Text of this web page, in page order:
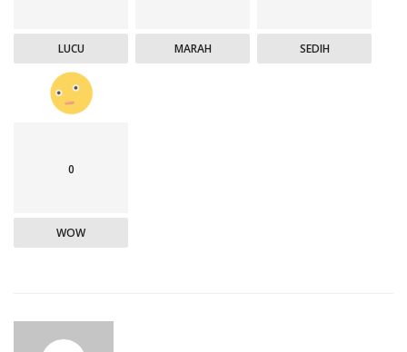
LUCU MARAH SEDIH
0
WOW